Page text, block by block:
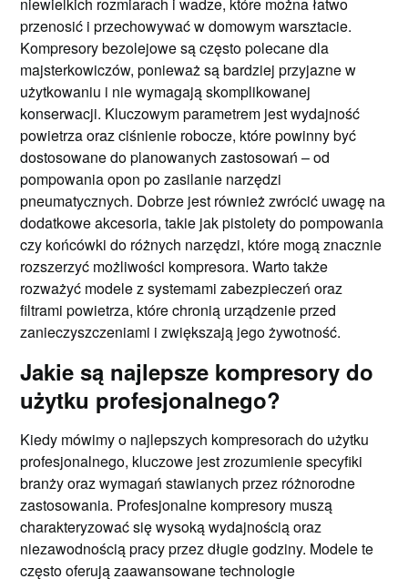
przenosić i przechowywać w domowym warsztacie.
Kompresory bezolejowe są często polecane dla
majsterkowiczów, ponieważ są bardziej przyjazne w
użytkowaniu i nie wymagają skomplikowanej
konserwacji. Kluczowym parametrem jest wydajność
powietrza oraz ciśnienie robocze, które powinny być
dostosowane do planowanych zastosowań – od
pompowania opon po zasilanie narzędzi
pneumatycznych. Dobrze jest również zwrócić uwagę na
dodatkowe akcesoria, takie jak pistolety do pompowania
czy końcówki do różnych narzędzi, które mogą znacznie
rozszerzyć możliwości kompresora. Warto także
rozważyć modele z systemami zabezpieczeń oraz
filtrami powietrza, które chronią urządzenie przed
zanieczyszczeniami i zwiększają jego żywotność.
Jakie są najlepsze kompresory do
użytku profesjonalnego?
Kiedy mówimy o najlepszych kompresorach do użytku
profesjonalnego, kluczowe jest zrozumienie specyfiki
branży oraz wymagań stawianych przez różnorodne
zastosowania. Profesjonalne kompresory muszą
charakteryzować się wysoką wydajnością oraz
niezawodnością pracy przez długie godziny. Modele te
często oferują zaawansowane technologie